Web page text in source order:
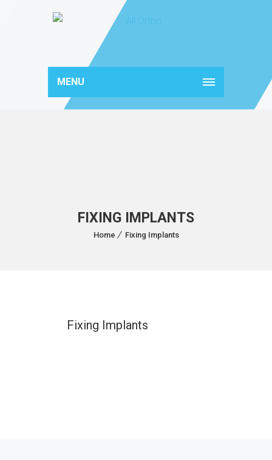
MENU
FIXING IMPLANTS
Home Fixing Implants
Fixing Implants